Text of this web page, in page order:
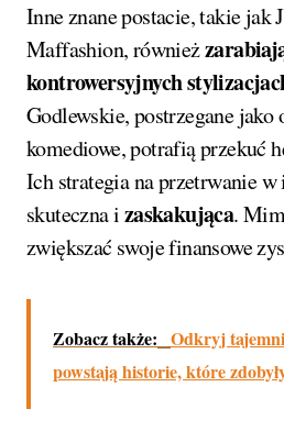
Inne znane postacie, takie jak
Maffashion, również
kontrowersyjnych
Godlewskie, postrzegane jako
komediowe, potrafią przekuć
Ich strategia na przetrwanie
skuteczna izaskakująca.
zwiększać swoje finansowe
Zobacz także: Odkryj
powstają historie, które